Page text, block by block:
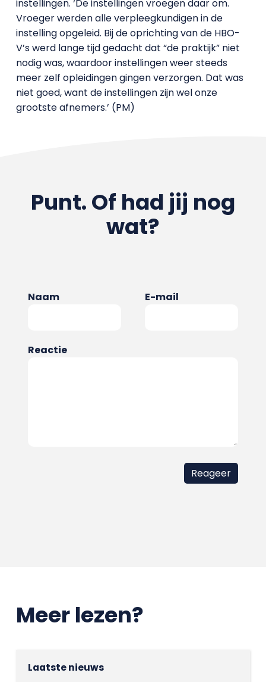
instellingen. ‘De instellingen vroegen daar om.
Vroeger werden alle verpleegkundigen in de
instelling opgeleid. Bij de oprichting van de HBO-
V’s werd lange tijd gedacht dat “de praktijk” niet
nodig was, waardoor instellingen weer steeds
meer zelf opleidingen gingen verzorgen. Dat was
niet goed, want de instellingen zijn wel onze
grootste afnemers.’ (PM)
Punt. Of had jij nog
wat?
Naam E-mail
Reactie
Meer lezen?
Laatste nieuws